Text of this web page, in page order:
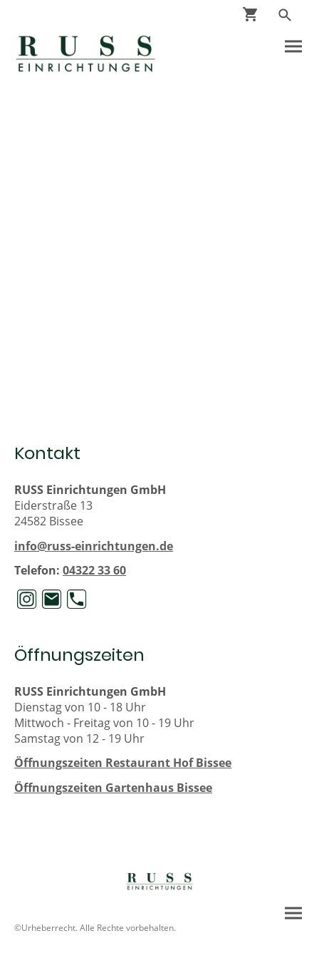
Kontakt
RUSS Einrichtungen GmbH
Eiderstraße 13
24582 Bissee
info@russ-einrichtungen.de
Telefon: 04322 33 60
Öffnungszeiten
RUSS Einrichtungen GmbH
Dienstag von 10 - 18 Uhr
Mittwoch - Freitag von 10 - 19 Uhr
Samstag von 12 - 19 Uhr
Öffnungszeiten Restaurant Hof Bissee
Öffnungszeiten Gartenhaus Bissee
©Urheberrecht. Alle Rechte vorbehalten.